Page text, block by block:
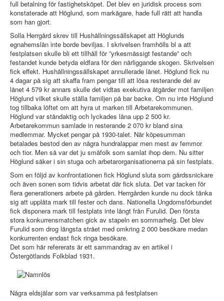
full betalning för fastighetsköpet. Det blev en juridisk process som
konstaterade att Höglund, som markägare, hade full rätt att handla
som han gjort.
Solla Herrgård skrev till Hushållningssällskapet att Höglunds
egnahemslån inte borde beviljas. I skrivelsen framhölls bl a att
festplatsen skulle bli ett tillhåll för ”yrkesmässigt festande” och
festandet kunde betyda eldfara för den närliggande skogen. Skrivelsen
fick effekt. Hushållningssällskapet annullerade lånet. Höglund fick nu
4 dagar på sig att skaffa fram pengar till att lösa resterande del av
lånet 4 579 kr annars skulle det vidtas exekutiva åtgärder mot familjen
Höglund vilket skulle ställa familjen på bar backe. Om nu inte Höglund
tog tillbaka löftet om att hyra ut marken till Arbetarekommunen.
Höglund var ståndaktig och lyckades låna upp 2 500 kr.
Arbetarekommun samlade in resterande 2 070 kr bland sina
medlemmar. Mycket pengar på 1930-talet. När köpesumman
betalades bestod den av några hundralappar men mest av femmor
och tior. Men så var det ju småfolk som samlat ihop dem. Nu sitter
Höglund säker i sin stuga och arbetarorganisationerna på sin festplats.
Som en följd av konfrontationen fick Höglund sluta som gårdssnickare
och även sonen som tidvis arbetat där fick sluta. Det var tacken för
flera generationers arbete på gården. Herrgården kunde nu dock tänka
sig att upplåta mark till fester och dans. Nationella Ungdomsförbundet
fick disponera mark till festplats inte långt från Furulid. Den första
stora konkurrensmatchen gick av stapeln en sommarhelg. Det blev
Furulid som drog längsta strået med omkring 2 000 besökare medan
konkurrenten endast fick ringa besökare.
Det som här refererats är ett sammandrag av en artikel i
Östergötlands Folkblad 1931.
Några eldsjälar som var verksamma på festplatsen